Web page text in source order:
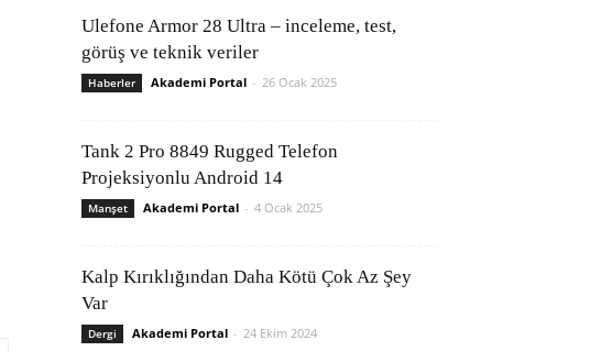
Ulefone Armor 28 Ultra – inceleme, test,
görüş ve teknik veriler
Haberler Akademi Portal - 26 Ocak 2025
Tank 2 Pro 8849 Rugged Telefon
Projeksiyonlu Android 14
Manşet Akademi Portal - 4 Ocak 2025
Kalp Kırıklığından Daha Kötü Çok Az Şey
Var
Dergi Akademi Portal - 24 Ekim 2024